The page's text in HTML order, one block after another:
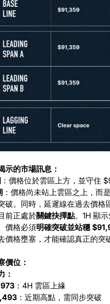
示的市場訊息：
：價格位於雲區上方，並守住
：價格尚未站上雲區之上，而
破。同時，延遲線在過去價格
前正處於關鍵抉擇點。1H 顯
價格必須明確突破並站穩
價格壅塞，才能確認真正的
價位：
：
：4H 雲區上緣
：近期高點，需同步突破